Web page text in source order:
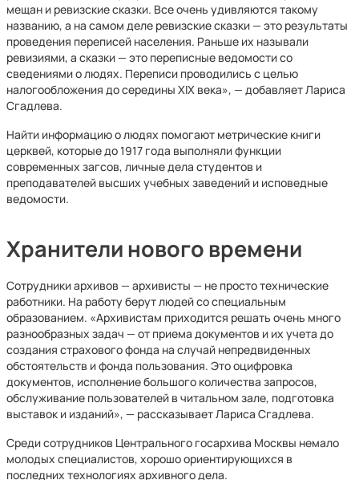
мещан и ревизские сказки. Все очень удивляются такому
названию, а на самом деле ревизские сказки — это результаты
проведения переписей населения. Раньше их называли
ревизиями, а сказки — это переписные ведомости со
сведениями о людях. Переписи проводились с целью
налогообложения до середины XIX века», — добавляет Лариса
Сгадлева.
Найти информацию о людях помогают метрические книги
церквей, которые до 1917 года выполняли функции
современных загсов, личные дела студентов и
преподавателей высших учебных заведений и исповедные
ведомости.
Хранители нового времени
Сотрудники архивов — архивисты — не просто технические
работники. На работу берут людей со специальным
образованием. «Архивистам приходится решать очень много
разнообразных задач — от приема документов и их учета до
создания страхового фонда на случай непредвиденных
обстоятельств и фонда пользования. Это оцифровка
документов, исполнение большого количества запросов,
обслуживание пользователей в читальном зале, подготовка
выставок и изданий», — рассказывает Лариса Сгадлева.
Среди сотрудников Центрального госархива Москвы немало
молодых специалистов, хорошо ориентирующихся в
последних технологиях архивного дела.